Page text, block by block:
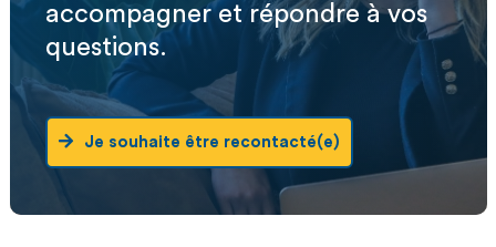
accompagner et répondre à vos
questions.
Je souhaite être recontacté(e)